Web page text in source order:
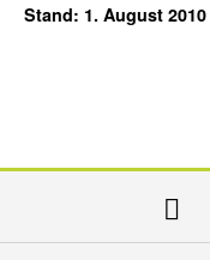
Stand: 1. August 2010